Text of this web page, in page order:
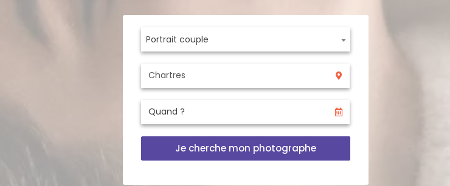
Portrait couple
Je cherche mon photographe